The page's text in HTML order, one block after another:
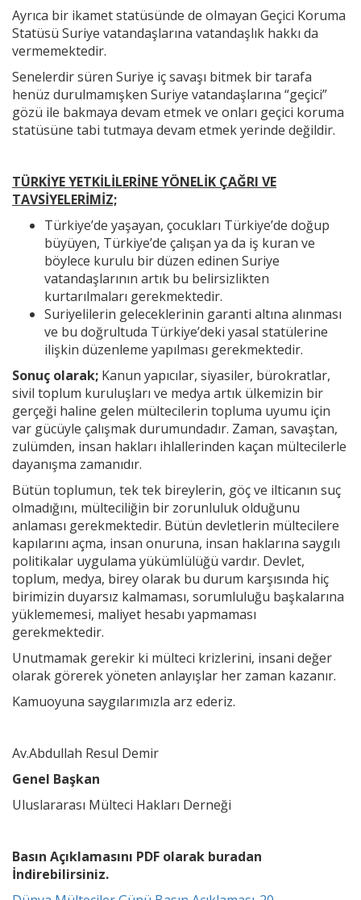
Ayrıca bir ikamet statüsünde de olmayan Geçici Koruma
Statüsü Suriye vatandaşlarına vatandaşlık hakkı da
vermemektedir.
Senelerdir süren Suriye iç savaşı bitmek bir tarafa
henüz durulmamışken Suriye vatandaşlarına “geçici”
gözü ile bakmaya devam etmek ve onları geçici koruma
statüsüne tabi tutmaya devam etmek yerinde değildir.
TÜRKİYE YETKİLİLERİNE YÖNELİK ÇAĞRI VE
TAVSİYELERİMİZ;
Türkiye’de yaşayan, çocukları Türkiye’de doğup
büyüyen, Türkiye’de çalışan ya da iş kuran ve
böylece kurulu bir düzen edinen Suriye
vatandaşlarının artık bu belirsizlikten
kurtarılmaları gerekmektedir.
Suriyelilerin geleceklerinin garanti altına alınması
ve bu doğrultuda Türkiye’deki yasal statülerine
ilişkin düzenleme yapılması gerekmektedir.
Sonuç olarak; Kanun yapıcılar, siyasiler, bürokratlar,
sivil toplum kuruluşları ve medya artık ülkemizin bir
gerçeği haline gelen mültecilerin topluma uyumu için
var gücüyle çalışmak durumundadır. Zaman, savaştan,
zulümden, insan hakları ihlallerinden kaçan mültecilerle
dayanışma zamanıdır.
Bütün toplumun, tek tek bireylerin, göç ve ilticanın suç
olmadığını, mülteciliğin bir zorunluluk olduğunu
anlaması gerekmektedir. Bütün devletlerin mültecilere
kapılarını açma, insan onuruna, insan haklarına saygılı
politikalar uygulama yükümlülüğü vardır. Devlet,
toplum, medya, birey olarak bu durum karşısında hiç
birimizin duyarsız kalmaması, sorumluluğu başkalarına
yüklememesi, maliyet hesabı yapmaması
gerekmektedir.
Unutmamak gerekir ki mülteci krizlerini, insani değer
olarak görerek yöneten anlayışlar her zaman kazanır.
Kamuoyuna saygılarımızla arz ederiz.
Av.Abdullah Resul Demir
Genel Başkan
Uluslararası Mülteci Hakları Derneği
Basın Açıklamasını PDF olarak buradan
İndirebilirsiniz.